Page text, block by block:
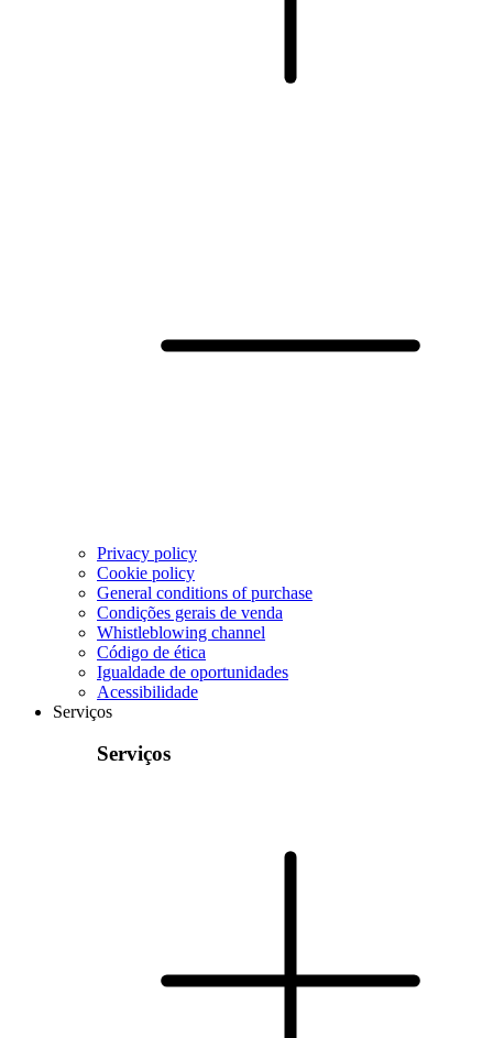
Privacy policy
Cookie policy
General conditions of purchase
Condições gerais de venda
Whistleblowing channel
Código de ética
Igualdade de oportunidades
Acessibilidade
Serviços
Serviços